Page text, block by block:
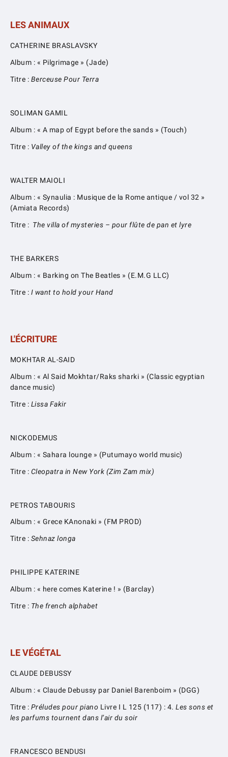
LES ANIMAUX
CATHERINE BRASLAVSKY
Album : « Pilgrimage » (Jade)
Titre : Berceuse Pour Terra
SOLIMAN GAMIL
Album : « A map of Egypt before the sands » (Touch)
Titre : Valley of the kings and queens
WALTER MAIOLI
Album : « Synaulia : Musique de la Rome antique / vol 32 »
(Amiata Records)
Titre : The villa of mysteries – pour flûte de pan et lyre
THE BARKERS
Album : « Barking on The Beatles » (E.M.G LLC)
Titre : I want to hold your Hand
L'ÉCRITURE
MOKHTAR AL-SAID
Album : « Al Said Mokhtar/Raks sharki » (Classic egyptian
dance music)
Titre : Lissa Fakir
NICKODEMUS
Album : « Sahara lounge » (Putumayo world music)
Titre : Cleopatra in New York (Zim Zam mix)
PETROS TABOURIS
Album : « Grece KAnonaki » (FM PROD)
Titre : Sehnaz longa
PHILIPPE KATERINE
Album : « here comes Katerine ! » (Barclay)
Titre : The french alphabet
LE VÉGÉTAL
CLAUDE DEBUSSY
Album : « Claude Debussy par Daniel Barenboim » (DGG)
Titre : Préludes pour piano Livre I L 125 (117) : 4.Les sons et
les parfums tournent dans l’air du soir
FRANCESCO BENDUSI